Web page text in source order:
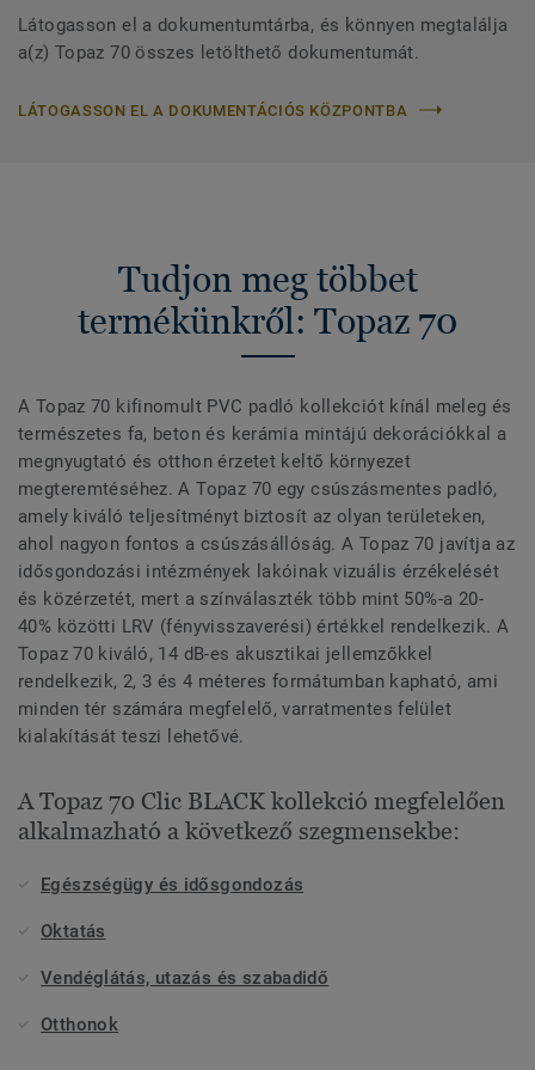
Látogasson el a dokumentumtárba, és könnyen megtalálja
a(z) Topaz 70 összes letölthető dokumentumát.
LÁTOGASSON EL A DOKUMENTÁCIÓS KÖZPONTBA
Tudjon meg többet
termékünkről: Topaz 70
A Topaz 70 kifinomult PVC padló kollekciót kínál meleg és
természetes fa, beton és kerámia mintájú dekorációkkal a
megnyugtató és otthon érzetet keltő környezet
megteremtéséhez. A Topaz 70 egy csúszásmentes padló,
amely kiváló teljesítményt biztosít az olyan területeken,
ahol nagyon fontos a csúszásállóság. A Topaz 70 javítja az
idősgondozási intézmények lakóinak vizuális érzékelését
és közérzetét, mert a színválaszték több mint 50%-a 20-
40% közötti LRV (fényvisszaverési) értékkel rendelkezik. A
Topaz 70 kiváló, 14 dB-es akusztikai jellemzőkkel
rendelkezik, 2, 3 és 4 méteres formátumban kapható, ami
minden tér számára megfelelő, varratmentes felület
kialakítását teszi lehetővé.
A Topaz 70 Clic BLACK kollekció megfelelően
alkalmazható a következő szegmensekbe:
Egészségügy és idősgondozás
Oktatás
Vendéglátás, utazás és szabadidő
Otthonok